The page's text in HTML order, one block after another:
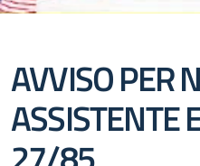
AVVISO PER
ASSISTENTE